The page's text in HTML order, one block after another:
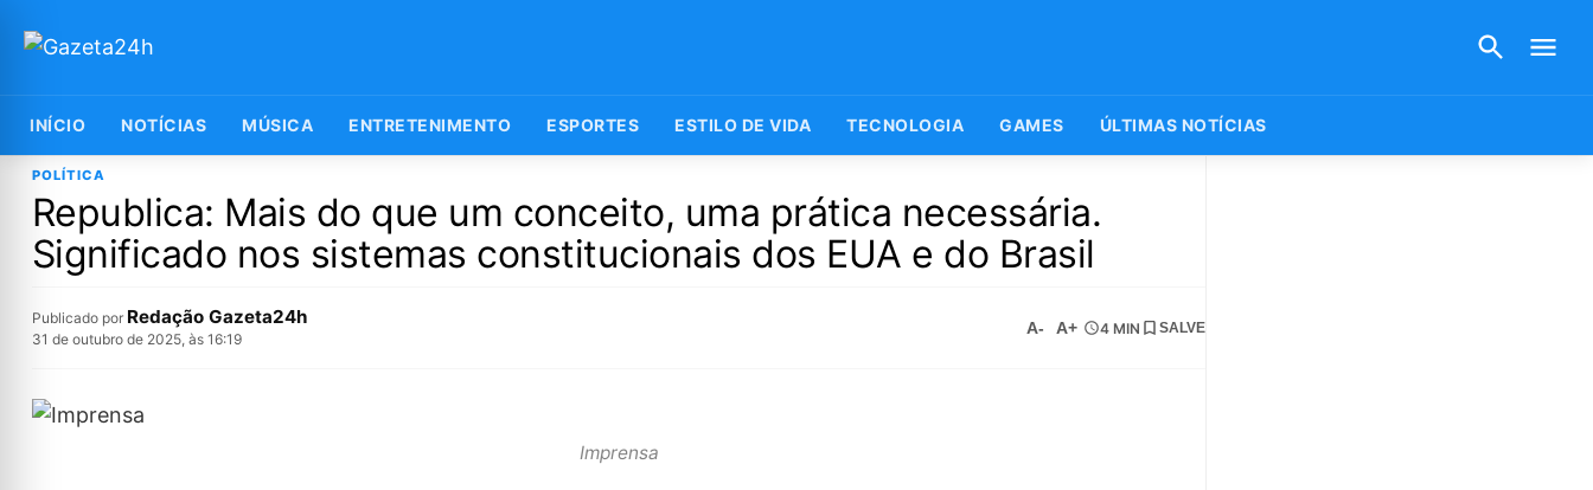
INÍCIO NOTÍCIAS MÚSICA ENTRETENIMENTO ESPORTES ESTILO DE VIDA TECNOLOGIA GAMES ÚLTIMAS NOTÍCIAS
POLÍTICA
Republica: Mais do que um conceito, uma prática necessária.
Significado nos sistemas constitucionais dos EUA e do Brasil
Publicado por Redação Gazeta24h
31 de outubro de 2025, às 16:19
A- A+ 4 MIN SALVE
Imprensa